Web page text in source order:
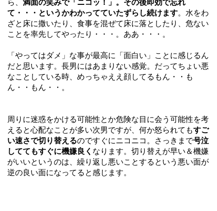
ら、 満面の笑みで「ニコッ！」。その後即効で忘れ
て・・・というかわかってていたずらし続けます。水をわ
ざと床に撒いたり、食事を混ぜて床に落としたり、危ない
ことを率先してやったり・・・。ああ・・・。
「やってはダメ」な事が最高に「面白い」ことに感じるん
だと思います。長男にはあまりない感覚。だってちょい悪
なことしている時、めっちゃええ顔してるもん・・も
ん・・もん・・。
周りに迷惑をかける可能性とか危険な目に会う可能性を考
えると心配なことが多い次男ですが、何か怒られてもすご
い速さで切り替えるのですぐにニコニコ。さっきまで号泣
しててもすぐに機嫌良く なります。切り替えが早い＆機嫌
がいいというのは、繰り返し悪いことするという悪い面が
逆の良い面になってると感じます。